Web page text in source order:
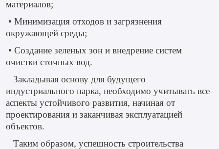
материалов;
• Минимизация отходов и загрязнения
окружающей среды;
• Создание зеленых зон и внедрение систем
очистки сточных вод.
Закладывая основу для будущего
индустриального парка, необходимо учитывать все
аспекты устойчивого развития, начиная от
проектирования и заканчивая эксплуатацией
объектов.
Таким образом, успешность строительства